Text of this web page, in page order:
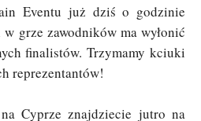
Eventu już dziś o godzinie
grze zawodników ma wyłonić
finalistów. Trzymamy kciuki
reprezentantów!
Cyprze znajdziecie jutro na